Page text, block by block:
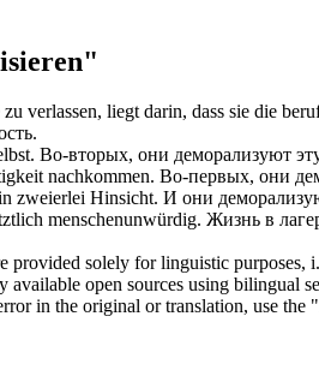
verlassen, liegt darin, dass sie die
Во-вторых, они деморализуют
nachkommen. Во-первых, они
zweierlei Hinsicht. И они
menschenunwürdig. Жизнь в
solely for linguistic purposes,
open sources using bilingual
in the original or translation, use the